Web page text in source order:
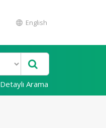
English
Detaylı Arama